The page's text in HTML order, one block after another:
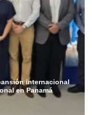
internacional
en Panamá